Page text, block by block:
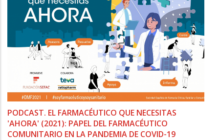
PODCAST. EL FARMACÉUTICO QUE NECESITAS
'AHORA' (2021): PAPEL DEL FARMACÉUTICO
COMUNITARIO EN LA PANDEMIA DE COVID-19